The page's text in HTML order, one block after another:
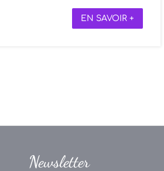
EN SAVOIR +
Newsletter